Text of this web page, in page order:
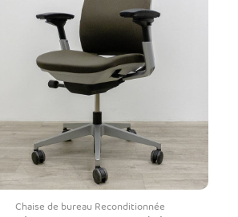
Chaise de bureau Reconditionnée